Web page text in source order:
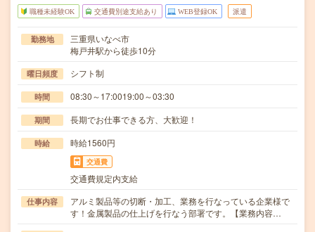
職種未経験OK 交通費別途支給あり WEB登録OK 派遣
勤務地
三重県いなべ市
梅戸井駅から徒歩10分
曜日頻度 シフト制
時間 08:30～17:0019:00～03:30
期間 長期でお仕事できる方、大歓迎！
時給 時給1560円
交通費
交通費規定内支給
仕事内容
アルミ製品等の切断・加工、業務を行なっている企業様で
す！金属製品の仕上げを行なう部署です。【業務内容…